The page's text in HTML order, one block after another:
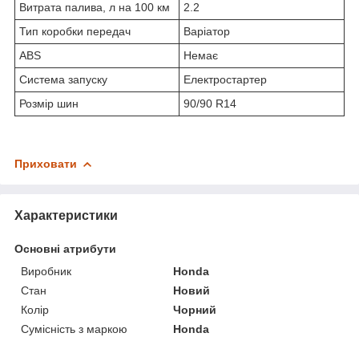
Витрата палива, л на 100 км
2.2
Тип коробки передач
Варіатор
ABS
Немає
Система запуску
Електростартер
Розмір шин
90/90 R14
Приховати
Характеристики
Основні атрибути
Виробник
Honda
Стан
Новий
Колір
Чорний
Сумісність з маркою
Honda